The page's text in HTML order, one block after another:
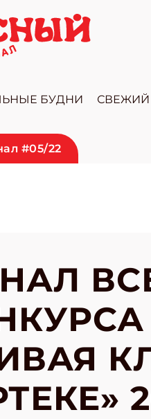
БУДНИ
#05/22